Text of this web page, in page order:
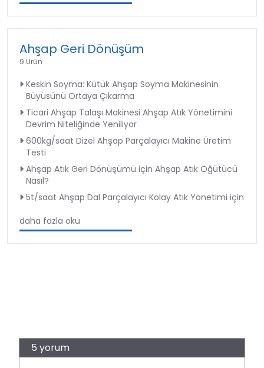
Ahşap Geri Dönüşüm
9 Ürün
Keskin Soyma: Kütük Ahşap Soyma Makinesinin
Büyüsünü Ortaya Çıkarma
Ticari Ahşap Talaşı Makinesi Ahşap Atık Yönetimini
Devrim Niteliğinde Yeniliyor
600kg/saat Dizel Ahşap Parçalayıcı Makine Üretim
Testi
Ahşap Atık Geri Dönüşümü için Ahşap Atık Öğütücü
Nasıl?
5t/saat Ahşap Dal Parçalayıcı Kolay Atık Yönetimi için
daha fazla oku
5 yorum